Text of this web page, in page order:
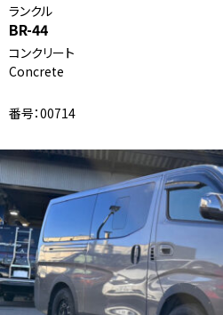
ランクル
BR-44
コンクリート
Concrete
番号：00714